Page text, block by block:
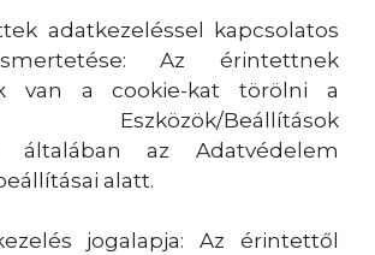
adatkezeléssel kapcsolatos
Az érintettnek
van a cookie-kat törölni a
Eszközök/Beállítások
általában az Adatvédelem
alatt.
jogalapja: Az érintettől